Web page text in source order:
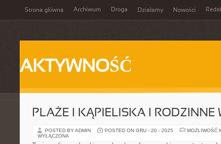
Strona główna Archiwum Droga Działamy Nowości
AKTYWNOŚĆ
PLAŻE I KĄPIELISKA I RODZINNE
POSTED BY ADMIN POSTED ON GRU - 20 - 2025
MOŻLIWOŚĆ
WYŁĄCZONA